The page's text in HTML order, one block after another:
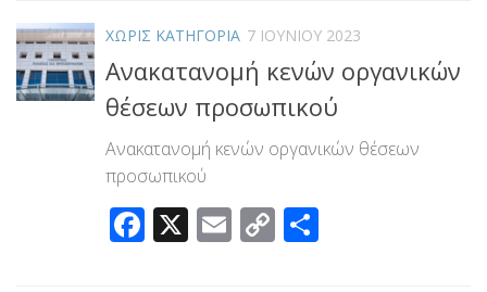
ΧΩΡΊΣ ΚΑΤΗΓΟΡΊΑ 7 ΙΟΥΝΊΟΥ 2023
Ανακατανομή κενών οργανικών
θέσεων προσωπικού
Ανακατανομή κενών οργανικών θέσεων
προσωπικού
Facebook
X Email
Copy